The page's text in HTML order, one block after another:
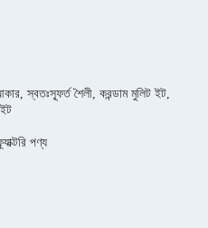
স্বতঃস্ফূর্ত শৈলী, করন্ডাম মুলিট ইট,
পণ্য